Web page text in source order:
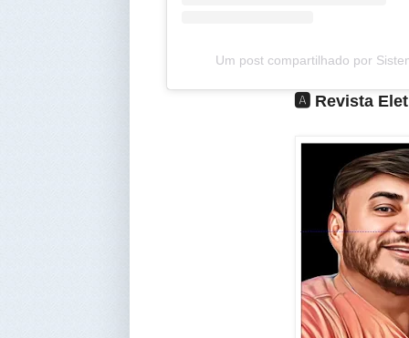
Um post compartilhado por
🅰️ Revista